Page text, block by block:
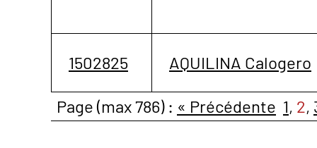
1502825 AQUILINA Calogero
Page (max 786) : « Précédente 1, 2,